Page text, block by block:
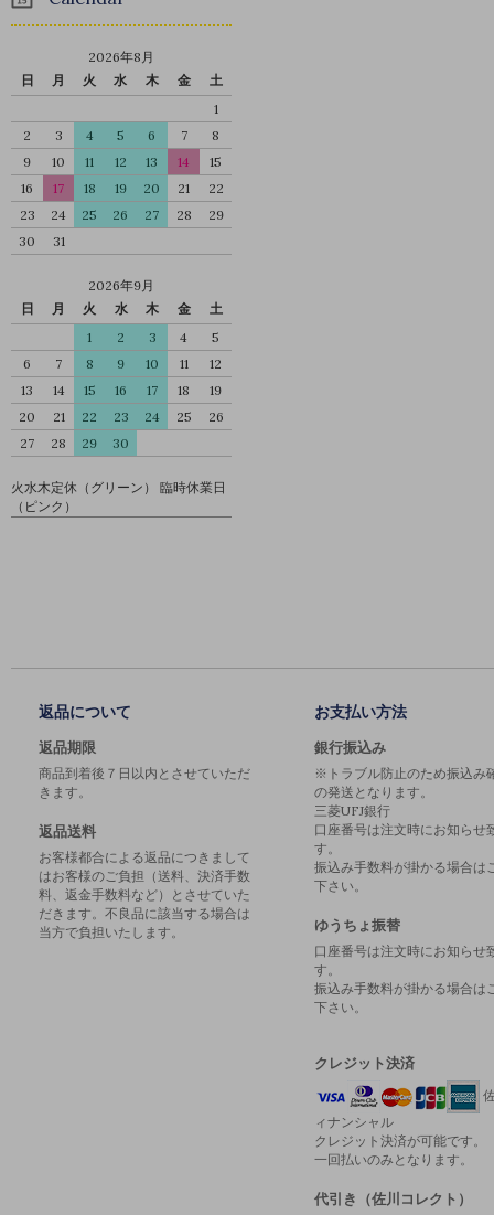
2026年8月
日
月 火 水 木 金
土
1
2
3 4 5 6 7
8
9
10 11 12 13 14
15
16
17 18 19 20 21
22
23
24 25 26 27 28
29
30
31
2026年9月
日
月 火 水 木 金
土
1
2 3 4
5
6
7 8 9 10 11
12
13
14 15 16 17 18
19
20
21 22 23 24 25
26
27
28 29 30
火水木定休（グリーン） 臨時休業日
（ピンク）
返品について
返品期限
商品到着後７日以内とさせていただ
きます。
返品送料
お客様都合による返品につきまして
はお客様のご負担（送料、決済手数
料、返金手数料など）とさせていた
だきます。不良品に該当する場合は
当方で負担いたします。
お支払い方法
銀行振込み
※トラブル防止のため振込み
の発送となります。
三菱UFJ銀行
口座番号は注文時にお知らせ
す。
振込み手数料が掛かる場合は
下さい。
ゆうちょ振替
口座番号は注文時にお知らせ
す。
振込み手数料が掛かる場合は
下さい。
クレジット決済
ィナンシャル
クレジット決済が可能です。
一回払いのみとなります。
代引き（佐川コレクト）